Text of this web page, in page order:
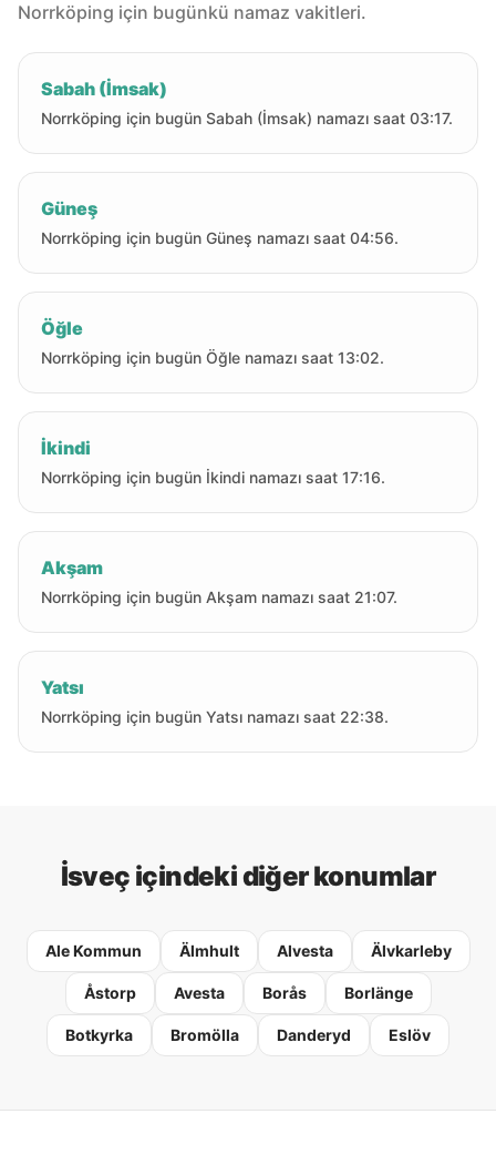
Norrköping için bugünkü namaz vakitleri.
Sabah (İmsak)
Norrköping için bugün Sabah (İmsak) namazı saat 03:17.
Güneş
Norrköping için bugün Güneş namazı saat 04:56.
Öğle
Norrköping için bugün Öğle namazı saat 13:02.
İkindi
Norrköping için bugün İkindi namazı saat 17:16.
Akşam
Norrköping için bugün Akşam namazı saat 21:07.
Yatsı
Norrköping için bugün Yatsı namazı saat 22:38.
İsveç içindeki diğer konumlar
Ale Kommun Älmhult Alvesta Älvkarleby
Åstorp Avesta Borås Borlänge
Botkyrka Bromölla Danderyd Eslöv